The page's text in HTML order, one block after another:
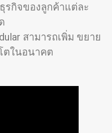
รกิจของลูกค้าแต่ละ
สามารถเพิ่ม ขยาย
ตในอนาคต